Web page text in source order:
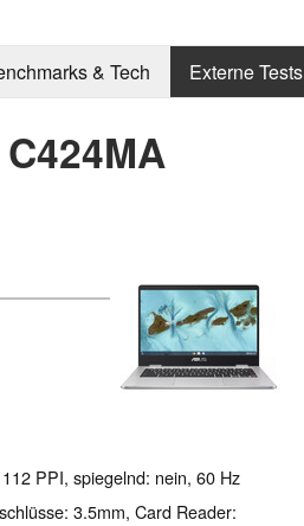
& Tech Externe Tests
PPI, spiegelnd: nein, 60 Hz
3.5mm, Card Reader: